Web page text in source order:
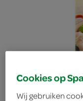
Cookies op
Wij gebruiken